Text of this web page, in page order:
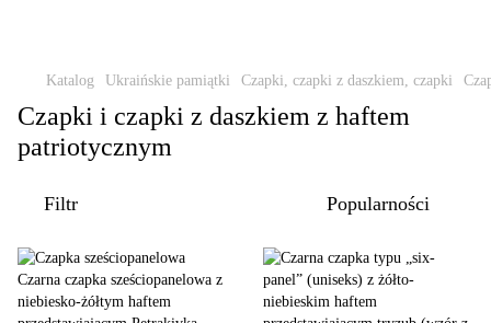
Katalog Ukraińskie pamiątki Czapki, czapki z daszkiem, czapki
Czapki i czapki z daszkiem z haftem
patriotycznym
Filtr Popularności